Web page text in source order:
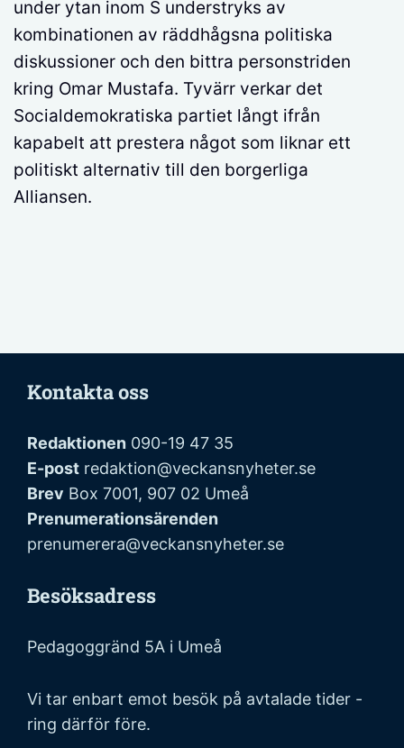
under ytan inom S understryks av
kombinationen av räddhågsna politiska
diskussioner och den bittra personstriden
kring Omar Mustafa. Tyvärr verkar det
Socialdemokratiska partiet långt ifrån
kapabelt att prestera något som liknar ett
politiskt alternativ till den borgerliga
Alliansen.
Kontakta oss
Redaktionen 090-19 47 35
E-post redaktion@veckansnyheter.se
Brev Box 7001, 907 02 Umeå
Prenumerationsärenden
prenumerera@veckansnyheter.se
Besöksadress
Pedagoggränd 5A i Umeå
Vi tar enbart emot besök på avtalade tider -
ring därför före.